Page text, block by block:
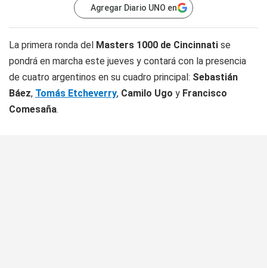
Agregar Diario UNO en
La primera ronda del Masters 1000 de Cincinnati se
pondrá en marcha este jueves y contará con la presencia
de cuatro argentinos en su cuadro principal: Sebastián
Báez, Tomás Etcheverry, Camilo Ugo y Francisco
Comesaña.